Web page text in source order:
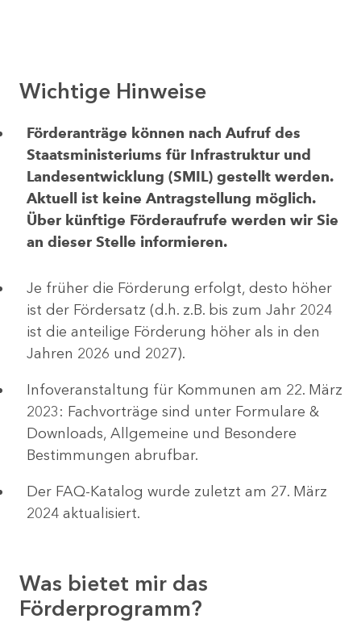
Wichtige Hinweise
Förderanträge können nach Aufruf des
Staatsministeriums für Infrastruktur und
Landesentwicklung (SMIL) gestellt werden.
Aktuell ist keine Antragstellung möglich.
Über künftige Förderaufrufe werden wir Sie
an dieser Stelle informieren.
Je früher die Förderung erfolgt, desto höher
ist der Fördersatz (d.h. z.B. bis zum Jahr 2024
ist die anteilige Förderung höher als in den
Jahren 2026 und 2027).
Infoveranstaltung für Kommunen am 22. März
2023: Fachvorträge sind unter Formulare &
Downloads, Allgemeine und Besondere
Bestimmungen abrufbar.
Der FAQ-Katalog wurde zuletzt am 27. März
2024 aktualisiert.
Was bietet mir das
Förderprogramm?